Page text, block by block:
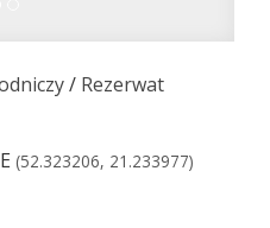
/ Rezerwat
(52.323206, 21.233977)